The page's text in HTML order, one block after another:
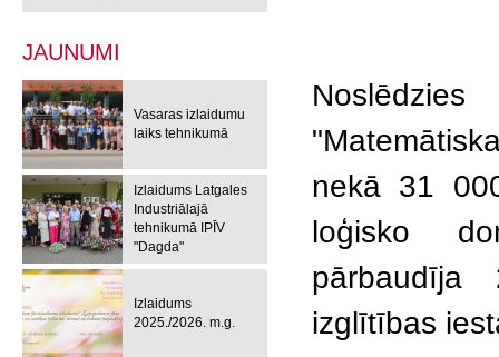
JAUNUMI
Vasaras izlaidumu
laiks tehnikumā
Izlaidums Latgales
Industriālajā
tehnikumā IPĪV
"Dagda"
Izlaidums
2025./2026. m.g.
nekā 31
loģisko
izglītības